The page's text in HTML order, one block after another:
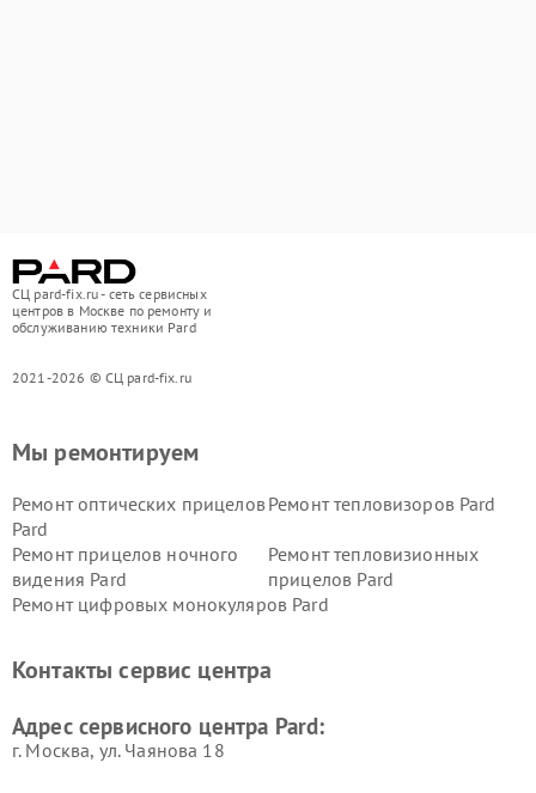
СЦ pard-fix.ru - сеть сервисных
центров в Москве по ремонту и
обслуживанию техники Pard
2021-2026 © СЦ pard-fix.ru
Мы ремонтируем
Ремонт оптических прицелов
Pard
Ремонт тепловизоров Pard
Ремонт прицелов ночного
видения Pard
Ремонт тепловизионных
прицелов Pard
Ремонт цифровых монокуляров Pard
Контакты сервис центра
Адрес сервисного центра Pard:
г. Москва, ул. Чаянова 18